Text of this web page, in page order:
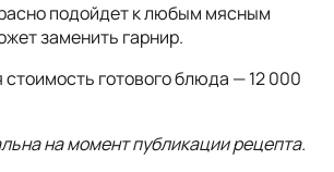
подойдет к любым мясным
заменить гарнир.
готового блюда — 12 000
на момент публикации рецепта.